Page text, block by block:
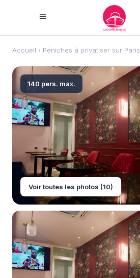
Accueil › Péniches à privatiser sur Paris
140 pers. max.
Voir toutes les photos (10)